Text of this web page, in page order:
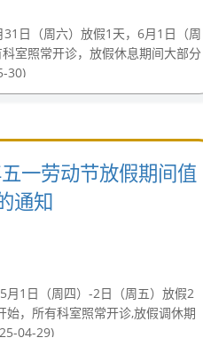
日（周六）放假1天，6月1日（周
室照常开诊，放假休息期间大部分
30)
一劳动节放假期间值
通知
月1日（周四）-2日（周五）放假2
，所有科室照常开诊,放假调休期
04-29)